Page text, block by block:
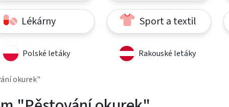
Lékárny Sport a textil
Polské letáky Rakouské letáky
okurek"